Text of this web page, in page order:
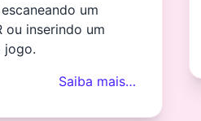
um
ou inserindo um
jogo.
Saiba mais…